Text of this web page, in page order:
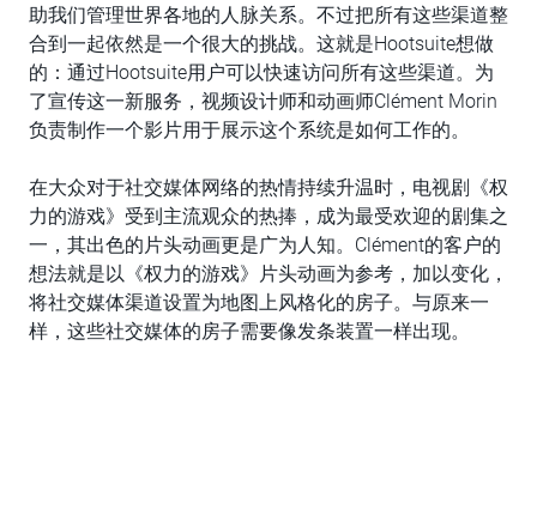
助我们管理世界各地的人脉关系。不过把所有这些渠道整
合到一起依然是一个很大的挑战。这就是Hootsuite想做
的：通过Hootsuite用户可以快速访问所有这些渠道。为
了宣传这一新服务，视频设计师和动画师Clément Morin
负责制作一个影片用于展示这个系统是如何工作的。
在大众对于社交媒体网络的热情持续升温时，电视剧《权
力的游戏》受到主流观众的热捧，成为最受欢迎的剧集之
一，其出色的片头动画更是广为人知。Clément的客户的
想法就是以《权力的游戏》片头动画为参考，加以变化，
将社交媒体渠道设置为地图上风格化的房子。与原来一
样，这些社交媒体的房子需要像发条装置一样出现。